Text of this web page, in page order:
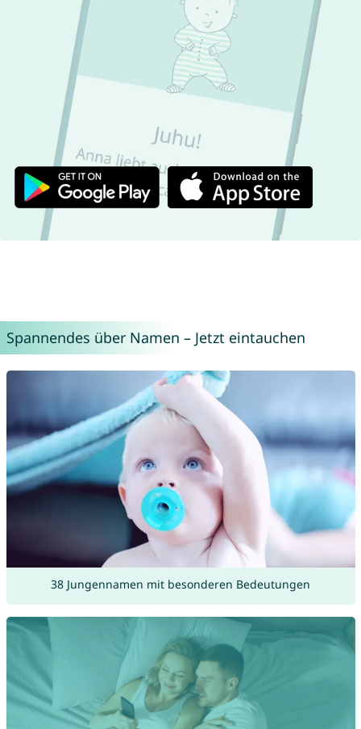
Spannendes über Namen – Jetzt eintauchen
38 Jungennamen mit besonderen Bedeutungen